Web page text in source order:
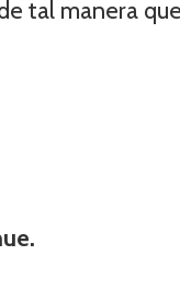
tal manera